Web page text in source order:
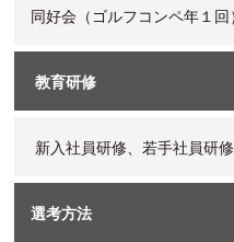
同好会（ゴルフコンペ年１回）
教育研修
新入社員研修、若手社員研
選考方法